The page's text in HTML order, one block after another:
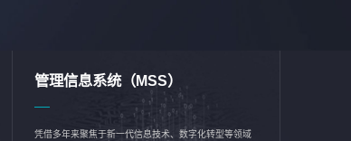
管理信息系统（MSS）
凭借多年来聚焦于新一代信息技术、数字化转型等领域